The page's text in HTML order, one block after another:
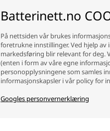
Batterinett.no
På nettsiden vår brukes
foretrukne innstillinger. Ved hjelp
markedsføring blir relevant for deg.
(enten i form av våre egne
personopplysningene som samles
informasjonskapsler i vår policy for
Googles personvernerklæring
AAA - lithiumbatterier brukes
utstyr med høyt strømforbruk
lithiumbatteri anbefales det alltid
Fordeler med
Stabil spenning på 1,5V
Lang levetid og høy
Lav vekt sammenlignet
Driftssikker i både lave og
Disse egenskapene gjør L92 -